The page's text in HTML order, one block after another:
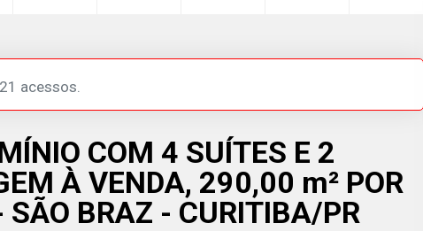
acessos.
COM 4 SUÍTES E 2
À VENDA, 290,00 m² POR
BRAZ - CURITIBA/PR